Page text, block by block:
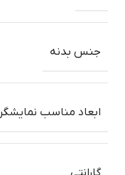
جنس بدنه
ابعاد مناسب نمایشگر